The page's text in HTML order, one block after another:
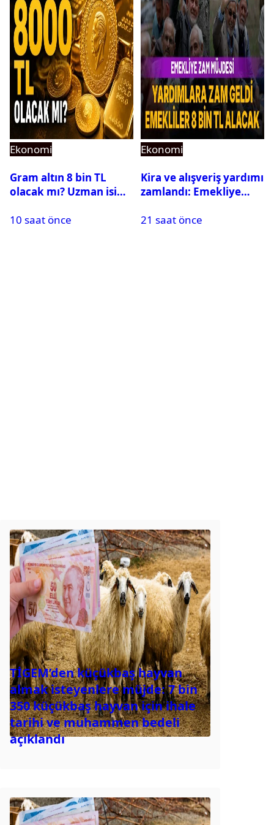
Ekonomi
Gram altın 8 bin TL
olacak mı? Uzman isim
açıkladı
10 saat önce
Ekonomi
Kira ve alışveriş yardımı
zamlandı: Emekliye
21 saat önce
TİGEM’den küçükbaş hayvan
almak isteyenlere müjde: 7 bin
350 küçükbaş hayvan için ihale
tarihi ve muhammen bedeli
açıklandı